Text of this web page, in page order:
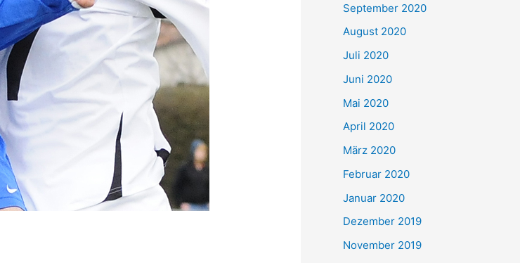
September 2020
August 2020
Juli 2020
Juni 2020
Mai 2020
April 2020
März 2020
Februar 2020
Januar 2020
Dezember 2019
November 2019